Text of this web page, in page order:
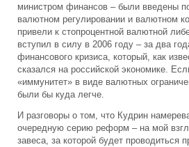
министром финансов – были введены
валютном регулировании и валютном
привели к стопроцентной валютной
вступил в силу в 2006 году – за два
финансового кризиса, который, как
сказался на российской экономике.
«иммунитет» в виде валютных
были бы куда легче.
И разговоры о том, что Кудрин
очередную серию реформ – на мой
завеса, за которой будет проводиться